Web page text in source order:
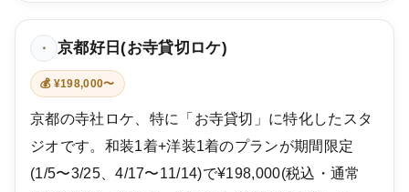
・ 京都好日(お寺貸切ロケ)
💰 ¥198,000〜
京都の寺社ロケ、特に「お寺貸切」に特化したスタ
ジオです。和装1着+洋装1着のプランが期間限定
(1/5〜3/25、4/17〜11/14)で¥198,000(税込・通常